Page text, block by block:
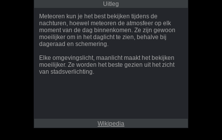
Uitleg
Meteoren kun je het best bekijken tijdens de
nachturen, hoewel meteoren de atmosfeer op elk
moment van de dag binnenkomen. Ze zijn gewoon
moeilijker om in het daglicht te zien, behalve bij
dageraad en schemering.
Elke omgevingslicht, maanlicht maakt het bekijken
moeilijker. Ze worden het beste gezien uit het zicht
van stadsverlichting.
Wikipedia